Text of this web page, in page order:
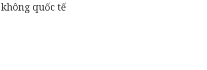
quốc tế